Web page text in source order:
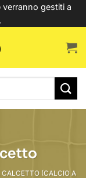
verranno gestiti a
CALCETTO (CALCIO A